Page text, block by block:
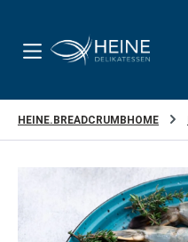
HEINE.BREADCRUMBHOME
Bildergalerie überspringen